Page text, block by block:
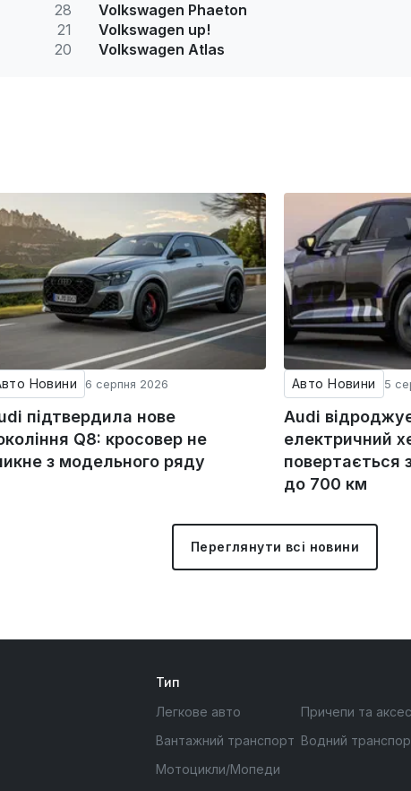
28
21
20
Volkswagen Phaeton
Volkswagen up!
Volkswagen Atlas
Новини 6 серпня 2026
підтвердила нове
Q8: кросовер не
з модельного ряду
Авто Новини 5
Audi
електричний
повертається
до 700 км
Переглянути всі новини
Тип
Легкове авто
Вантажний транспорт
Мотоцикли/Мопеди
Причепи та
Водний